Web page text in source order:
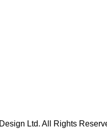
Ltd. All Rights